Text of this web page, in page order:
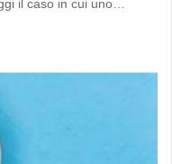
il caso in cui uno…